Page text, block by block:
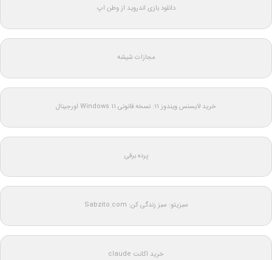
دانلود بازی اندروید از وطن اپ
مجازات شیشه
خرید لایسنس ویندوز 11: نسخه قانونی Windows 11 اورجینال
پرده برقی
سبزیتو: سبز زندگی کن: Sabzito.com
خرید اکانت claude